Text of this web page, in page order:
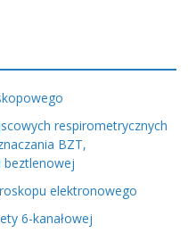
respirometrycznych
BZT,
beztlenowej
elektronowego
6-kanałowej